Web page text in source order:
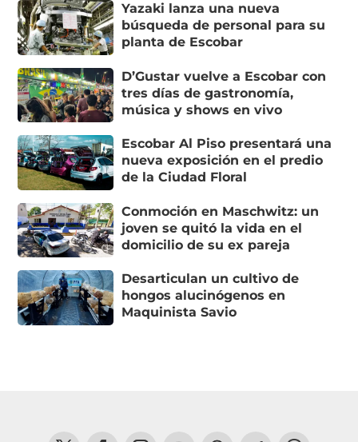
Yazaki lanza una nueva
búsqueda de personal para su
planta de Escobar
D’Gustar vuelve a Escobar con
tres días de gastronomía,
música y shows en vivo
Escobar Al Piso presentará una
nueva exposición en el predio
de la Ciudad Floral
Conmoción en Maschwitz: un
joven se quitó la vida en el
domicilio de su ex pareja
Desarticulan un cultivo de
hongos alucinógenos en
Maquinista Savio